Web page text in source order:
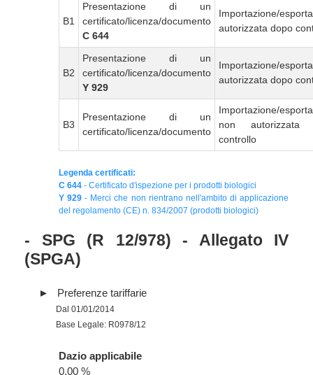
B1
Presentazione di un
certificato/licenza/documento
C 644
Importazione/
autorizzata dopo
B2
Presentazione di un
certificato/licenza/documento
Y 929
Importazione/
autorizzata dopo
B3
Presentazione di un
certificato/licenza/documento
Importazione/
non autorizzata
controllo
Legenda certificati:
C 644 - Certificato d'ispezione per i prodotti biologici
Y 929 - Merci che non rientrano nell'ambito di applicazione
del regolamento (CE) n. 834/2007 (prodotti biologici)
- SPG (R 12/978) - Allegato IV
(SPGA)
Preferenze tariffarie
Dal 01/01/2014
Base Legale: R0978/12
Dazio applicabile
0.00 %